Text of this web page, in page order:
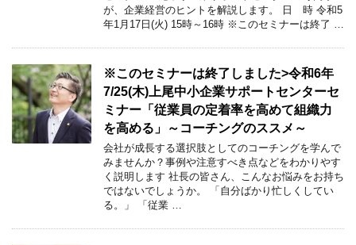
が、企業経営のヒントを解説します。 日 時 令和5
年1月17日(火) 15時～16時 ※このセミナーは終了 …
※このセミナーは終了しました>令和6年
7/25(木)上尾中小企業サポートセンターセ
ミナー「従業員の定着率を高めて組織力
を高める」～コーチングのススメ～
会社が成長する選択肢としてのコーチングを学んで
みませんか？事例や注意すべき点などをわかりやす
く説明します 社長の皆さん、こんなお悩みをお持ち
ではないでしょうか。 「自分ばかり忙しくしてい
る。」 「従業 …